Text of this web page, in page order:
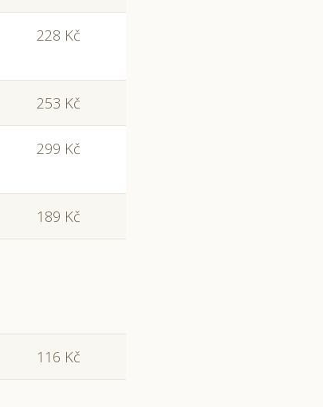
228 Kč
253 Kč
299 Kč
189 Kč
116 Kč